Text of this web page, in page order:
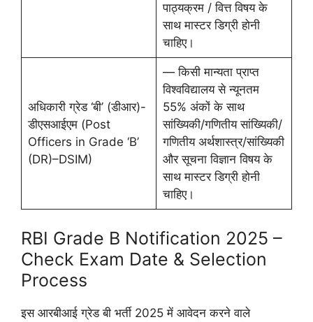
पाठ्यक्रम / वित्त विषय के
साथ मास्टर डिग्री होनी
चाहिए।
अधिकारी ग्रेड ‘बी’ (डीआर)-
डीएसआईएम (Post
Officers in Grade ‘B’
(DR)–DSIM)
— किसी मान्यता प्राप्त
विश्वविद्यालय से न्यूनतम
55% अंकों के साथ
सांख्यिकी/गणितीय सांख्यिकी/
गणितीय अर्थशास्त्र/सांख्यिकी
और सूचना विज्ञान विषय के
साथ मास्टर डिग्री होनी
चाहिए।
RBI Grade B Notification 2025 –
Check Exam Date & Selection
Process
इस आरबीआई ग्रेड बी भर्ती 2025 में आवेदन करने वाले